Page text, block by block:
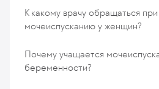
К какому врачу обращаться
мочеиспусканию у женщин?
Почему учащается
беременности?